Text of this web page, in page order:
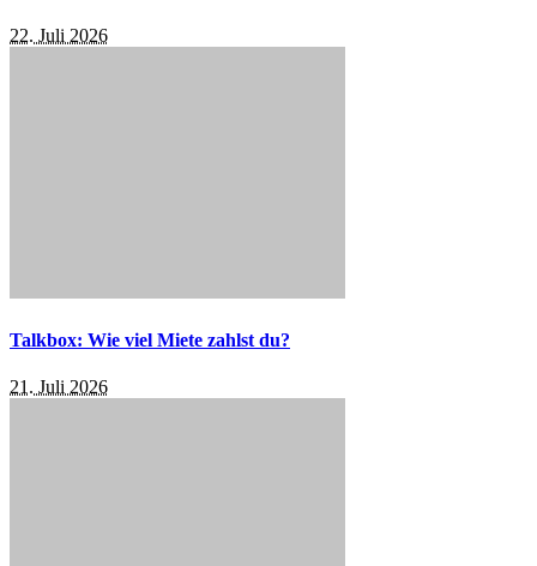
22. Juli 2026
Talkbox: Wie viel Miete zahlst du?
21. Juli 2026